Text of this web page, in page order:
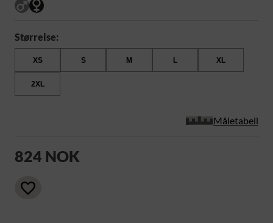
Størrelse:
XS S M L XL
2XL
Måletabell
824 NOK